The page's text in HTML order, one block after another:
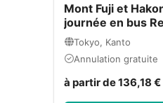
Mont Fuji et
journée en bus
Tokyo, Kanto
Annulation gratuite
à partir de 136,18 €